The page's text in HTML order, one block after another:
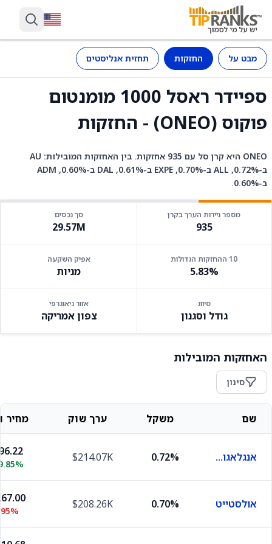
מבט על החזקות תחזית אנליסטים
ספיידר ראסל 1000 מומנטום
פוקוס (ONEO) - החזקות
ONEO היא קרן סל עם 935 אחזקות. בין האחזקות המובילות: AU
ב-0.72%, ALL ב-0.70%, EXPE ב-0.61%, DAL ב-0.60%, ADM
ב-0.60%.
מספר ניירות הערך בקרן
935
סך נכסים
29.57M
10 ההחזקות הגדולות
5.83%
אפיק השקעה
מניות
סיווג
גודל וסגנון
אזור גיאוגרפי
צפון אמריקה
האחזקות המובילות
סינון
שם משקל ערך שוק מחיר
אנגלאגולד אשאנטי 0.72%
$214.07K
אולסטייט 0.70%
$208.26K